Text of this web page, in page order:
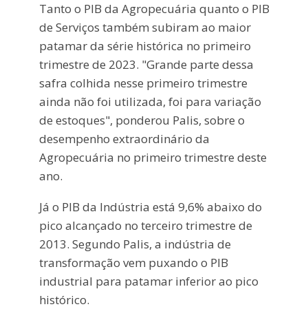
Tanto o PIB da Agropecuária quanto o PIB
de Serviços também subiram ao maior
patamar da série histórica no primeiro
trimestre de 2023. "Grande parte dessa
safra colhida nesse primeiro trimestre
ainda não foi utilizada, foi para variação
de estoques", ponderou Palis, sobre o
desempenho extraordinário da
Agropecuária no primeiro trimestre deste
ano.
Já o PIB da Indústria está 9,6% abaixo do
pico alcançado no terceiro trimestre de
2013. Segundo Palis, a indústria de
transformação vem puxando o PIB
industrial para patamar inferior ao pico
histórico.